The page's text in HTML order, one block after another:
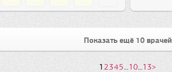
Показать ещё 10 врачей
12345...10...13>